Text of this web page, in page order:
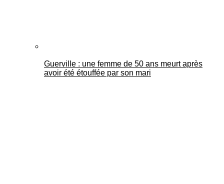
Guerville : une femme de 50 ans meurt après
avoir été étouffée par son mari